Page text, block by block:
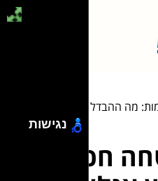
חכמות:
נגישות